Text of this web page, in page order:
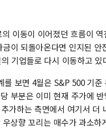
이동이 이어졌던 흐름이
이 되돌아온다면 인지된
기업들로 다시 이동하고
보면 4월은 S&P 500 기
부분은 이미 현재 주가에
가하는 측면에서 여기서 더
상향 꼬리는 매수가 과소